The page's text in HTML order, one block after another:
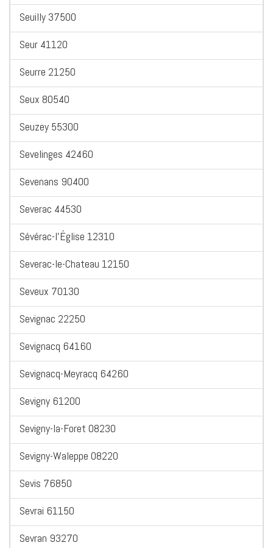
Seuilly 37500
Seur 41120
Seurre 21250
Seux 80540
Seuzey 55300
Sevelinges 42460
Sevenans 90400
Severac 44530
Sévérac-l'Église 12310
Severac-le-Chateau 12150
Seveux 70130
Sevignac 22250
Sevignacq 64160
Sevignacq-Meyracq 64260
Sevigny 61200
Sevigny-la-Foret 08230
Sevigny-Waleppe 08220
Sevis 76850
Sevrai 61150
Sevran 93270